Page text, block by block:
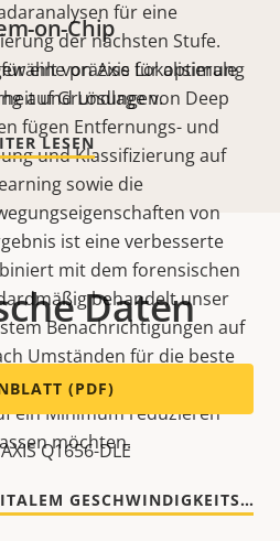
für eine
der nächsten Stufe.
eine präzise Lokalisierung
auf Grundlage von Deep
fügen Entfernungs- und
und Klassifizierung auf
sowie die
von
ist eine verbesserte
mit dem forensischen
behandelt unser
Benachrichtigungen auf
Umständen für die beste
wählen, ob Sie falsche
ein Minimum reduzieren
möchten.
VERBINDUNG MIT DIGITALEM GESCHWINDIGKEITSSCHILD
on-Chip
von Axis für optimale
und Lösungen.
LESEN
Daten
(PDF)
Q1656-DLE